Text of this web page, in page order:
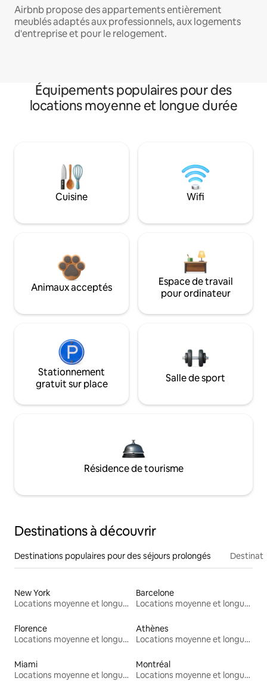
Airbnb propose des appartements entièrement
meublés adaptés aux professionnels, aux logements
d'entreprise et pour le relogement.
Équipements populaires pour des
locations moyenne et longue durée
Cuisine Wifi
Animaux acceptés
Espace de travail
pour ordinateur
Stationnement
gratuit sur place
Salle de sport
Résidence de tourisme
Destinations à découvrir
Destinations populaires pour des séjours prolongés
New York
Locations moyenne et longue durée
Barcelone
Locations moyenne et longue durée
Florence
Locations moyenne et longue durée
Athènes
Locations moyenne et longue durée
Miami
Locations moyenne et longue durée
Montréal
Locations moyenne et longue durée